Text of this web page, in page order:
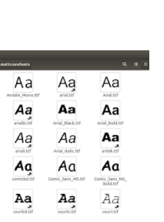
1- Atualizar a lista de pacotes: $
toda a distro: $ sudo apt-
manager -d -c 3- Instalar
install [nome do pacote] 4-
$ sudo apt-get check 5-
concluir instalação de
erros: $ sudo apt-get -f install
get -f install nã...